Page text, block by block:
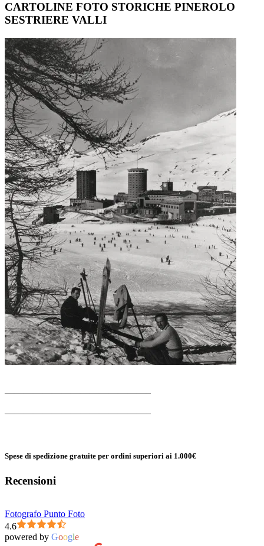
CARTOLINE FOTO STORICHE PINEROLO
SESTRIERE VALLI
———————————————–
———————————————–
Spese di spedizione gratuite per ordini superiori ai 1.000€
Recensioni
Fotografo Punto Foto
4.6
powered by Google